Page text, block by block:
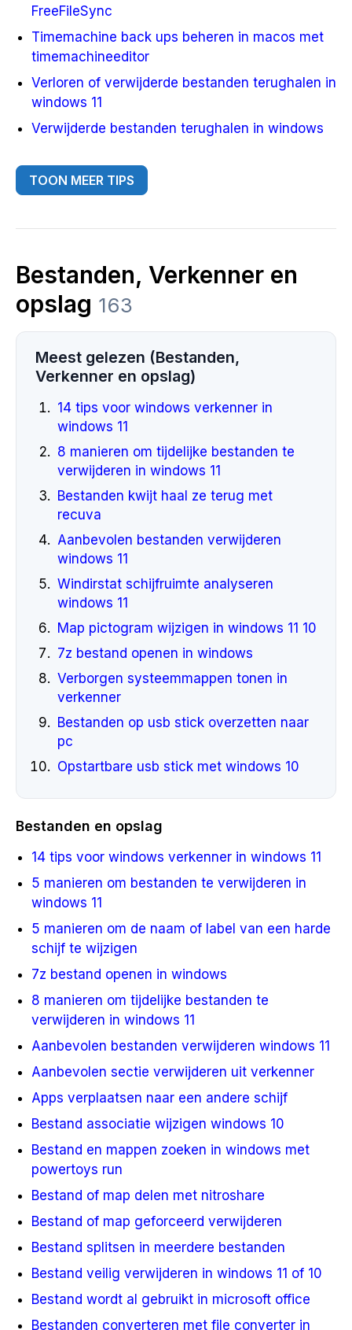
FreeFileSync
Timemachine back ups beheren in macos met
timemachineeditor
Verloren of verwijderde bestanden terughalen in
windows 11
Verwijderde bestanden terughalen in windows
TOON MEER TIPS
Bestanden, Verkenner en
opslag 163
Meest gelezen (Bestanden,
Verkenner en opslag)
14 tips voor windows verkenner in
windows 11
8 manieren om tijdelijke bestanden te
verwijderen in windows 11
Bestanden kwijt haal ze terug met
recuva
Aanbevolen bestanden verwijderen
windows 11
Windirstat schijfruimte analyseren
windows 11
Map pictogram wijzigen in windows 11 10
7z bestand openen in windows
Verborgen systeemmappen tonen in
verkenner
Bestanden op usb stick overzetten naar
pc
Opstartbare usb stick met windows 10
Bestanden en opslag
14 tips voor windows verkenner in windows 11
5 manieren om bestanden te verwijderen in
windows 11
5 manieren om de naam of label van een harde
schijf te wijzigen
7z bestand openen in windows
8 manieren om tijdelijke bestanden te
verwijderen in windows 11
Aanbevolen bestanden verwijderen windows 11
Aanbevolen sectie verwijderen uit verkenner
Apps verplaatsen naar een andere schijf
Bestand associatie wijzigen windows 10
Bestand en mappen zoeken in windows met
powertoys run
Bestand of map delen met nitroshare
Bestand of map geforceerd verwijderen
Bestand splitsen in meerdere bestanden
Bestand veilig verwijderen in windows 11 of 10
Bestand wordt al gebruikt in microsoft office
Bestanden converteren met file converter in